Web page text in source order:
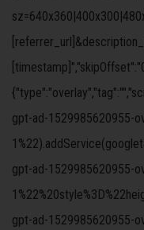
gpt-ad-1529985620955-
gpt-ad-1529985620955-
gpt-ad-1529985620955-